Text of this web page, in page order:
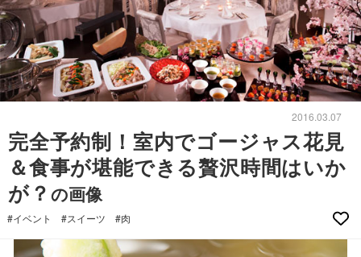
2016.03.07
完全予約制！室内でゴージャス花見
＆食事が堪能できる贅沢時間はいか
が？ の画像
#イベント #スイーツ #肉